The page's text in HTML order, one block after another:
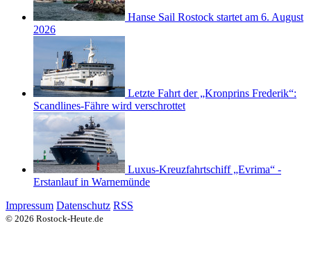
Hanse Sail Rostock startet am 6. August
2026
Letzte Fahrt der „Kronprins Frederik“:
Scandlines-Fähre wird verschrottet
Luxus-Kreuzfahrtschiff „Evrima“ -
Erstanlauf in Warnemünde
Impressum Datenschutz RSS
© 2026 Rostock-Heute.de